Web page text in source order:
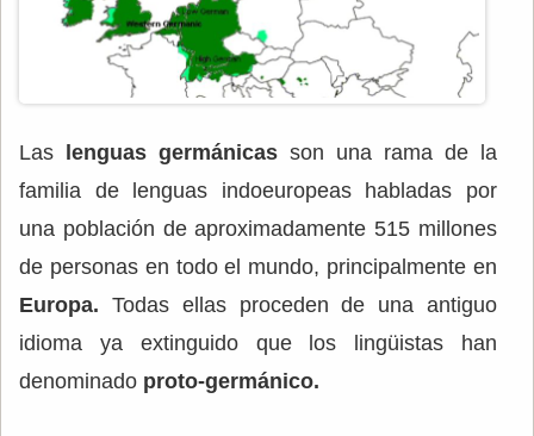
Las lenguas germánicas son una rama de la
familia de lenguas indoeuropeas habladas por
una población de aproximadamente 515 millones
de personas en todo el mundo, principalmente en
Europa. Todas ellas proceden de una antiguo
idioma ya extinguido que los lingüistas han
denominado proto-germánico.